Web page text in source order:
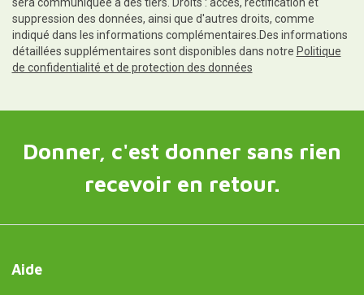
sera communiquée à des tiers. Droits : accès, rectification et
suppression des données, ainsi que d'autres droits, comme
indiqué dans les informations complémentaires.Des informations
détaillées supplémentaires sont disponibles dans notre Politique
de confidentialité et de protection des données
Donner, c'est donner sans rien
recevoir en retour.
Aide